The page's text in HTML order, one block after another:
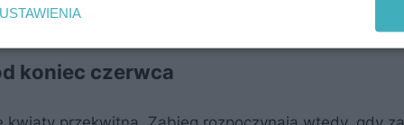
zakończone pąkami.
koniec czerwca
USTAWIENIA